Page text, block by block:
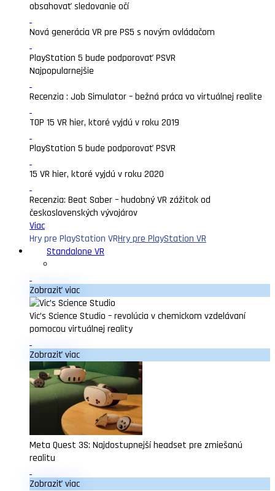
obsahovať sledovanie očí
Nová generácia VR pre PS5 s novým ovládačom
PlayStation 5 bude podporovať PSVR
Najpopularnejšie
Recenzia : Job Simulator – bežná práca vo virtuálnej realite
TOP 15 VR hier, ktoré vyjdú v roku 2019
PlayStation 5 bude podporovať PSVR
15 VR hier, ktoré vyjdú v roku 2020
Recenzia: Beat Saber – hudobný VR zážitok od
československých vývojárov
Viac
Hry pre PlayStation VRHry pre PlayStation VR
Standalone VR
Zobraziť viac
Vic’s Science Studio – revolúcia v chemickom vzdelávaní
pomocou virtuálnej reality
Zobraziť viac
Meta Quest 3S: Najdostupnejší headset pre zmiešanú
realitu
Zobraziť viac